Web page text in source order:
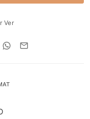
Ver